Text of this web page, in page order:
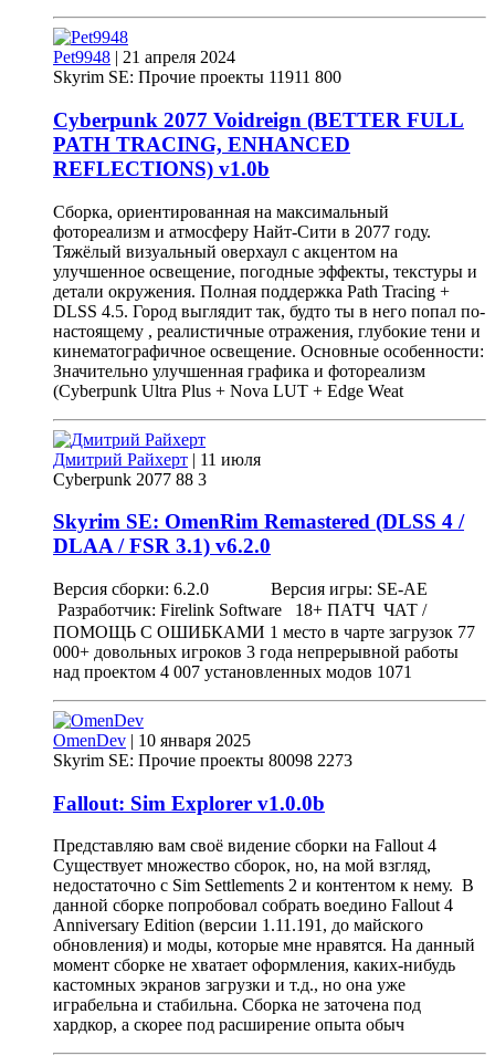
Pet9948 | 21 апреля 2024
Skyrim SE: Прочие проекты 11911 800
Cyberpunk 2077 Voidreign (BETTER FULL
PATH TRACING, ENHANCED
REFLECTIONS) v1.0b
Сборка, ориентированная на максимальный
фотореализм и атмосферу Найт-Сити в 2077 году.
Тяжёлый визуальный оверхаул с акцентом на
улучшенное освещение, погодные эффекты, текстуры и
детали окружения. Полная поддержка Path Tracing +
DLSS 4.5. Город выглядит так, будто ты в него попал по-
настоящему , реалистичные отражения, глубокие тени и
кинематографичное освещение. Основные особенности:
Значительно улучшенная графика и фотореализм
(Cyberpunk Ultra Plus + Nova LUT + Edge Weat
Дмитрий Райхерт | 11 июля
Cyberpunk 2077 88 3
Skyrim SE: OmenRim Remastered (DLSS 4 /
DLAA / FSR 3.1) v6.2.0
Версия сборки: 6.2.0 Версия игры: SE-AE
Разработчик: Firelink Software ㅤㅤㅤㅤㅤ18+ ПАТЧㅤㅤㅤㅤㅤ ЧАТ /
ПОМОЩЬ С ОШИБКАМИ 1 место в чарте загрузок 77
000+ довольных игроков 3 года непрерывной работы
над проектом 4 007 установленных модов 1071
OmenDev | 10 января 2025
Skyrim SE: Прочие проекты 80098 2273
Fallout: Sim Explorer v1.0.0b
Представляю вам своё видение сборки на Fallout 4
Существует множество сборок, но, на мой взгляд,
недостаточно с Sim Settlements 2 и контентом к нему. В
данной сборке попробовал собрать воедино Fallout 4
Anniversary Edition (версии 1.11.191, до майского
обновления) и моды, которые мне нравятся. На данный
момент сборке не хватает оформления, каких-нибудь
кастомных экранов загрузки и т.д., но она уже
играбельна и стабильна. Сборка не заточена под
хардкор, а скорее под расширение опыта обыч